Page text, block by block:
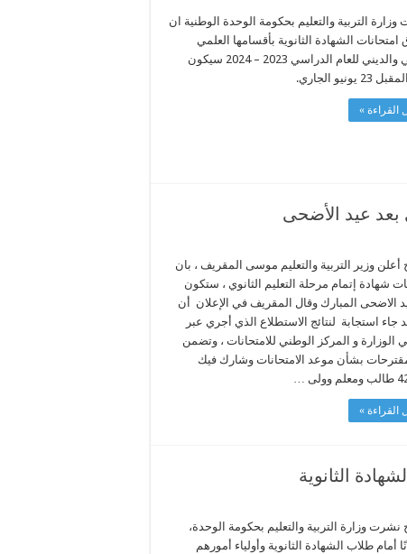
وزارة التربية والتعليم بحكومة الوحدة الوطنية ان
امتحانات الشهادة الثانوية بأقسامها العلمي
والأدبي والديني للعام الدراسي 2023 – 2024 سيكون
يونيو الجاري.
القراءة »
بعد عيد الأضحى
أعلن وزير التربية والتعليم موسى المقريف ، بان
شهادة إتمام مرحلة التعليم الثانوي ، ستكون
الاضحى المبارك وقال المقريف في الإعلان أن
جاء استجابة لنتائج الاستطلاع الذي أجري عبر
الوزارة و المركز الوطني للامتحانات ، وتضمن
بشأن موعد الامتحانات وشارك فيك
…
القراءة »
الثانوية
نشرت وزارة التربية والتعليم بحكومة الوحدة،
أمام طلاب الشهادة الثانوية وأولياء أمورهم